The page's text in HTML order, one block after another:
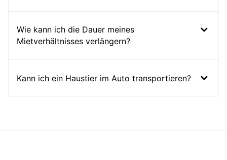
Wie kann ich die Dauer meines
Mietverhältnisses verlängern?
Kann ich ein Haustier im Auto transportieren?